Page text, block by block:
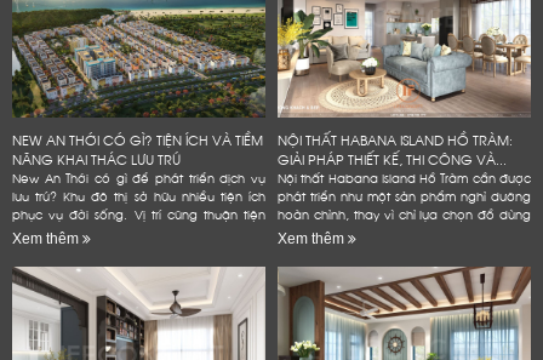
NEW AN THỚI CÓ GÌ? TIỆN ÍCH VÀ TIỀM
NĂNG KHAI THÁC LƯU TRÚ
New An Thới có gì để phát triển dịch vụ
lưu trú? Khu đô thị sở hữu nhiều tiện ích
phục vụ đời sống. Vị trí cũng thuận tiện
kết nối các điểm đến tại Nam đảo. Đây
là...
Xem thêm
NỘI THẤT HABANA ISLAND HỒ TRÀM:
GIẢI PHÁP THIẾT KẾ, THI CÔNG VÀ...
Nội thất Habana Island Hồ Tràm cần được
phát triển như một sản phẩm nghỉ dưỡng
hoàn chỉnh, thay vì chỉ lựa chọn đồ dùng
theo sở thích hoặc lấp đầy các khoảng
trống trong...
Xem thêm